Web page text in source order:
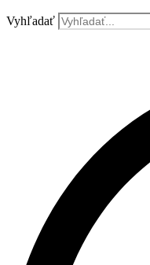
Vyhľadať